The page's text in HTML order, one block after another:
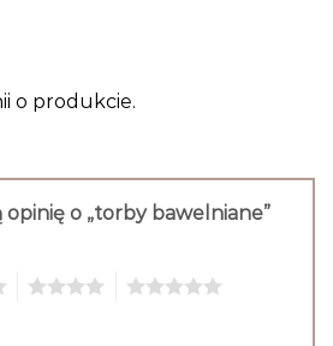
o produkcie.
opinię o „torby bawelniane”